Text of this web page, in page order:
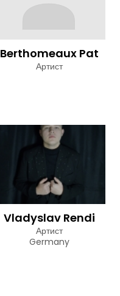
Berthomeaux Pat
Артист
Vladyslav Rendi
Артист
Germany